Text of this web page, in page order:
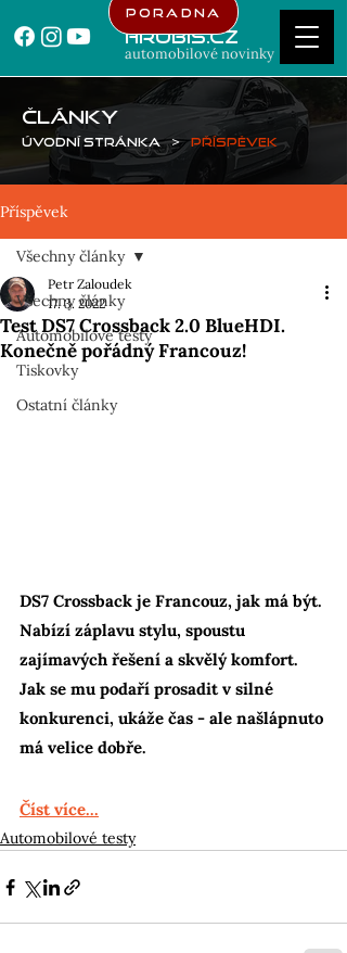
Hrubis.cz
automobilové novinky
Poradna
ČLÁNKY
Úvodní stránka > Příspěvek
Příspěvek
Všechny články
Automobilové testy
Tiskovky
Ostatní články
Všechny články
Test DS7 Crossback 2.0 BlueHDI.
Konečně pořádný Francouz!
Petr Zaloudek
17. 3. 2022
DS7 Crossback je Francouz, jak má být.
Nabízí záplavu stylu, spoustu
zajímavých řešení a skvělý komfort.
Jak se mu podaří prosadit v silné
konkurenci, ukáže čas - ale našlápnuto
má velice dobře.
Číst více...
Automobilové testy